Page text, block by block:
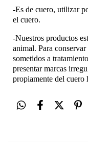
-Es de cuero, utilizar
el cuero.
-Nuestros productos
animal. Para
sometidos a
presentar marcas
propiamente del cuero